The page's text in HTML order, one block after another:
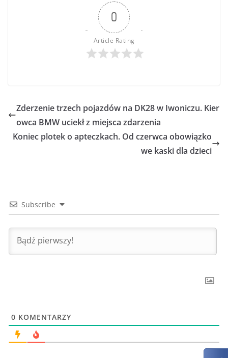
0
Article Rating
Zderzenie trzech pojazdów na DK28 w Iwoniczu. Kier
owca BMW uciekł z miejsca zdarzenia
Koniec plotek o apteczkach. Od czerwca obowiązko
we kaski dla dzieci
Subscribe
0 KOMENTARZY